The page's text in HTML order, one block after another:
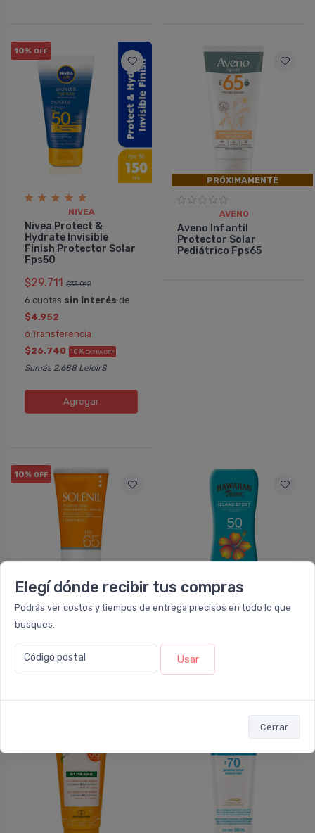
Elegí dónde recibir tus compras
Podrás ver costos y tiempos de entrega precisos en todo lo que
busques.
Código postal Usar
Cerrar
10% OFF
NIVEA
Nivea Protect &
Hydrate Invisible
Finish Protector Solar
Fps50
$29.711 $33.012
6 cuotas sin interés de
$4.952
ó Transferencia
$26.740 10% EXTRA OFF
Sumás 2.688 Leloir$
Agregar
PRÓXIMAMENTE
AVENO
Aveno Infantil
Protector Solar
Pediátrico Fps65
10% OFF
NO DISPONIBLE
Solenil Protector
Solar Fps 65 Crema
NO DISPONIBLE
Sport Fps50 X 240ml